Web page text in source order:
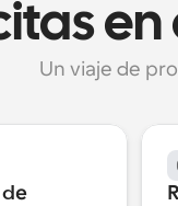
en
Un viaje de